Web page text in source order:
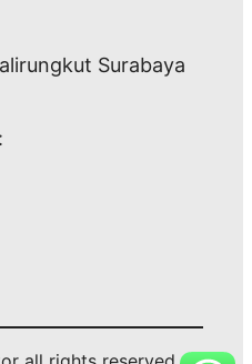
Surabaya